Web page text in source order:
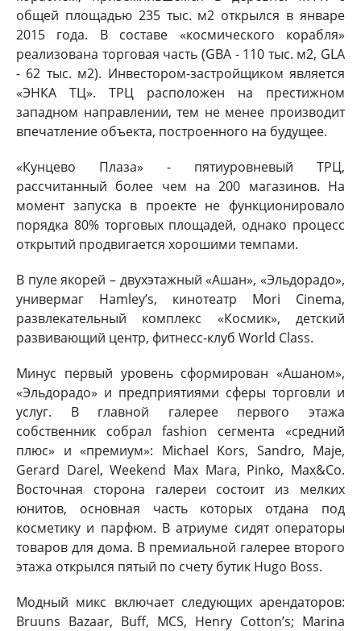
общей площадью 235 тыс. м2 открылся в январе
2015 года. В составе «космического корабля»
реализована торговая часть (GBA - 110 тыс. м2, GLA
- 62 тыс. м2). Инвестором-застройщиком является
«ЭНКА ТЦ». ТРЦ расположен на престижном
западном направлении, тем не менее производит
впечатление объекта, построенного на будущее.
«Кунцево Плаза» - пятиуровневый ТРЦ,
рассчитанный более чем на 200 магазинов. На
момент запуска в проекте не функционировало
порядка 80% торговых площадей, однако процесс
открытий продвигается хорошими темпами.
В пуле якорей – двухэтажный «Ашан», «Эльдорадо»,
универмаг Hamley’s, кинотеатр Mori Cinema,
развлекательный комплекс «Космик», детский
развивающий центр, фитнесс-клуб World Class.
Минус первый уровень сформирован «Ашаном»,
«Эльдорадо» и предприятиями сферы торговли и
услуг. В главной галерее первого этажа
собственник собрал fashion сегмента «средний
плюс» и «премиум»: Michael Kors, Sandro, Maje,
Gerard Darel, Weekend Max Mara, Pinko, Max&Co.
Восточная сторона галереи состоит из мелких
юнитов, основная часть которых отдана под
косметику и парфюм. В атриуме сидят операторы
товаров для дома. В премиальной галерее второго
этажа открылся пятый по счету бутик Hugo Boss.
Модный микс включает следующих арендаторов:
Bruuns Bazaar, Buff, MCS, Henry Cotton’s; Marina